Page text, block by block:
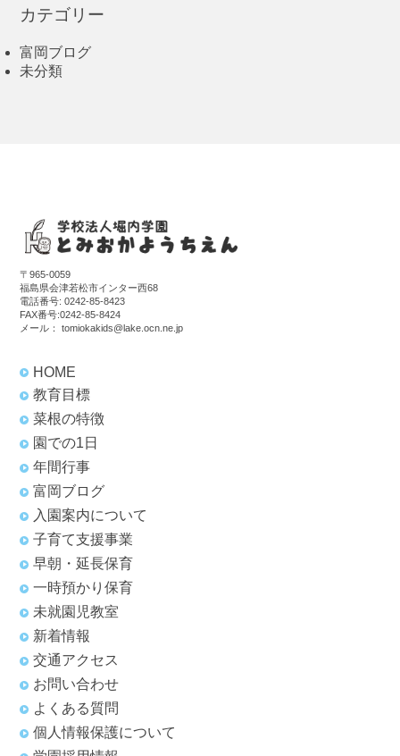
カテゴリー
富岡ブログ
未分類
〒965-0059
福島県会津若松市インター西68
電話番号:0242-85-8423
FAX番号:0242-85-8424
メール：tomiokakids@lake.ocn.ne.jp
HOME
教育目標
菜根の特徴
園での1日
年間行事
富岡ブログ
入園案内について
子育て支援事業
早朝・延長保育
一時預かり保育
未就園児教室
新着情報
交通アクセス
お問い合わせ
よくある質問
個人情報保護について